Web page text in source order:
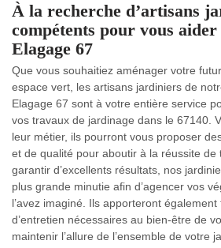
À la recherche d’artisans
compétents pour vous
Elagage 67
Que vous souhaitiez aménager votre
espace vert, les artisans jardiniers de
Elagage 67 sont à votre entière service
vos travaux de jardinage dans le 67140.
leur métier, ils pourront vous proposer
et de qualité pour aboutir à la réussite de
garantir d’excellents résultats, nos
plus grande minutie afin d’agencer vos
l’avez imaginé. Ils apporteront
d’entretien nécessaires au bien-être de
maintenir l’allure de l’ensemble de votre